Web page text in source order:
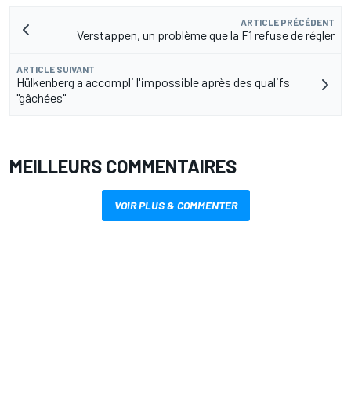
ARTICLE PRÉCÉDENT
Verstappen, un problème que la F1 refuse de régler
ARTICLE SUIVANT
Hülkenberg a accompli l'impossible après des qualifs
"gâchées"
MEILLEURS COMMENTAIRES
VOIR PLUS & COMMENTER